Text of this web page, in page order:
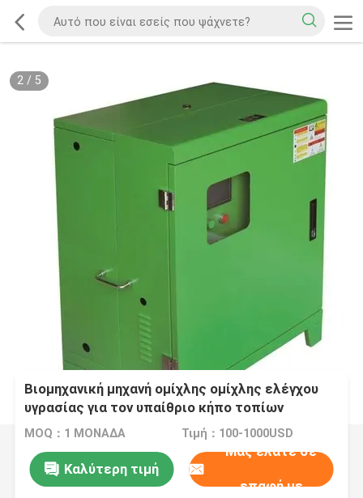
2/ 5
Βιομηχανική μηχανή ομίχλης ομίχλης ελέγχου
υγρασίας για τον υπαίθριο κήπο τοπίων
MOQ：1 ΜΟΝΑΔΑ Τιμή：100-1000USD
Καλύτερη τιμή
Μας ελάτε σε
επαφή με